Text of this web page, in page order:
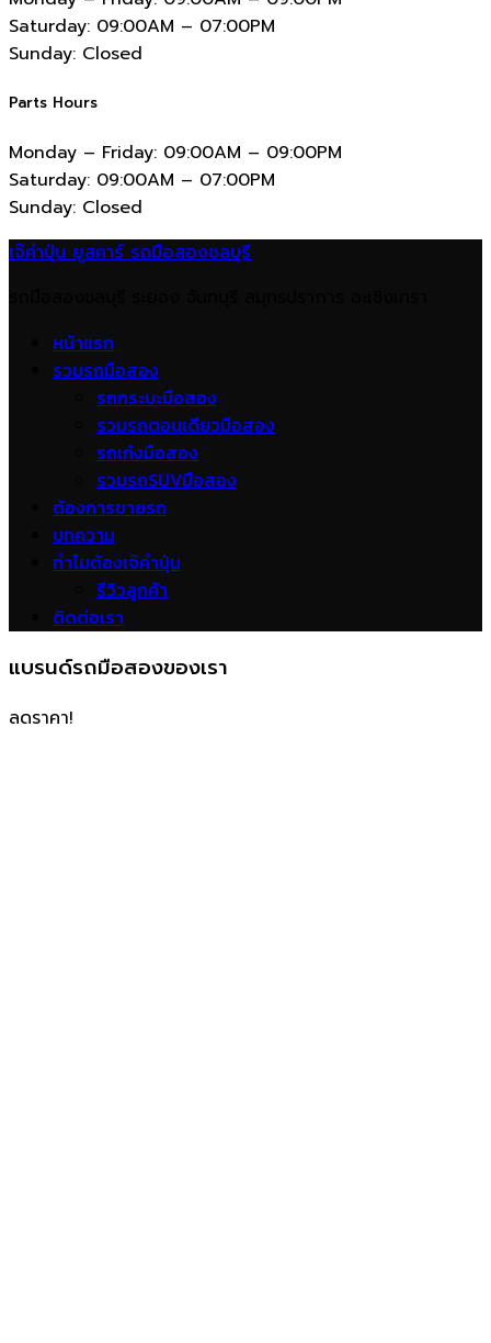
Saturday: 09:00AM – 07:00PM
Sunday: Closed
Parts Hours
Monday – Friday: 09:00AM – 09:00PM
Saturday: 09:00AM – 07:00PM
Sunday: Closed
เจ๊คำปุ่น ยูสคาร์ รถมือสองชลบุรี
หน้าแรก
รวมรถมือสอง
รถกระบะมือสอง
รวมรถตอนเดียวมือสอง
รถเก๋งมือสอง
รวมรถSUVมือสอง
ต้องการขายรถ
บทความ
ทำไมต้องเจ๊คำปุ่น
รีวิวลูกค้า
ติดต่อเรา
แบรนด์รถมือสองของเรา
ลดราคา!